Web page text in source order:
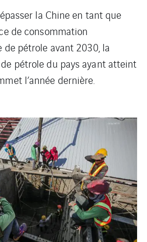
la Chine en tant que
de consommation
pétrole avant 2030, la
pétrole du pays ayant atteint
l’année dernière.